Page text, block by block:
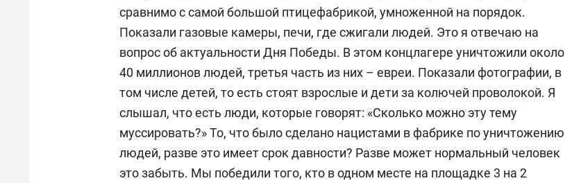
сравнимо с самой большой птицефабрикой, умноженной на порядок.
Показали газовые камеры, печи, где сжигали людей. Это я отвечаю на
вопрос об актуальности Дня Победы. В этом концлагере уничтожили около
40 миллионов людей, третья часть из них – евреи. Показали фотографии, в
том числе детей, то есть стоят взрослые и дети за колючей проволокой. Я
слышал, что есть люди, которые говорят: «Сколько можно эту тему
муссировать?» То, что было сделано нацистами в фабрике по уничтожению
людей, разве это имеет срок давности? Разве может нормальный человек
это забыть. Мы победили того, кто в одном месте на площадке 3 на 2